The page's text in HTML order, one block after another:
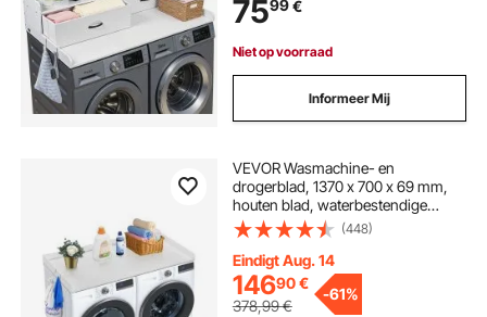
opbergruimte voor wasmiddel
7599€
Niet op voorraad
Informeer Mij
VEVOR Wasmachine- en
drogerblad, 1370 x 700 x 69 mm,
houten blad, waterbestendige
wasmachinehoes met antislippads,
voor opbergruimte in de wasruimte,
wit
(448)
Eindigt Aug. 14
14690€
378,99€
-61%